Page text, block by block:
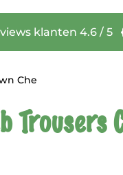
klanten 4.6 / 5
Che